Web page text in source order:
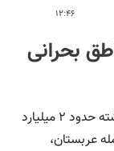
۱۲:۴۶
بحرانی
همشهری آنلاین: دولت آلمان در هفت ماه گذشته حدود ۲ میلیارد
عربستان،